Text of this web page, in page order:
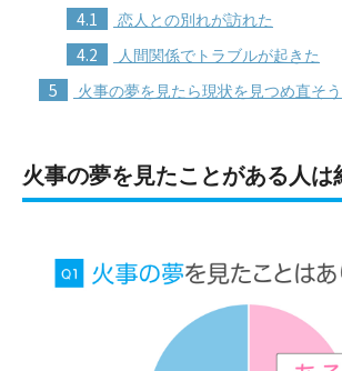
4.1 恋人との別れが訪れた
4.2 人間関係でトラブルが起きた
5 火事の夢を見たら現状を見つめ直そう
火事の夢を見たことがある人は